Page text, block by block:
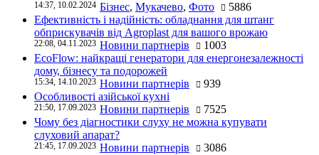
14:37, 10.02.2024 Бізнес, Мукачево, Фото
5886
Ефективність і надійність: обладнання для штанг
обприскувачів від Agroplast для вашого врожаю
22:08, 04.11.2023 Новини партнерів
1003
EcoFlow: найкращі генератори для енергонезалежності
дому, бізнесу та подорожей
15:34, 14.10.2023 Новини партнерів
939
Особливості азійської кухні
21:50, 17.09.2023 Новини партнерів
7525
Чому без діагностики слуху не можна купувати
слуховий апарат?
21:45, 17.09.2023 Новини партнерів 3086